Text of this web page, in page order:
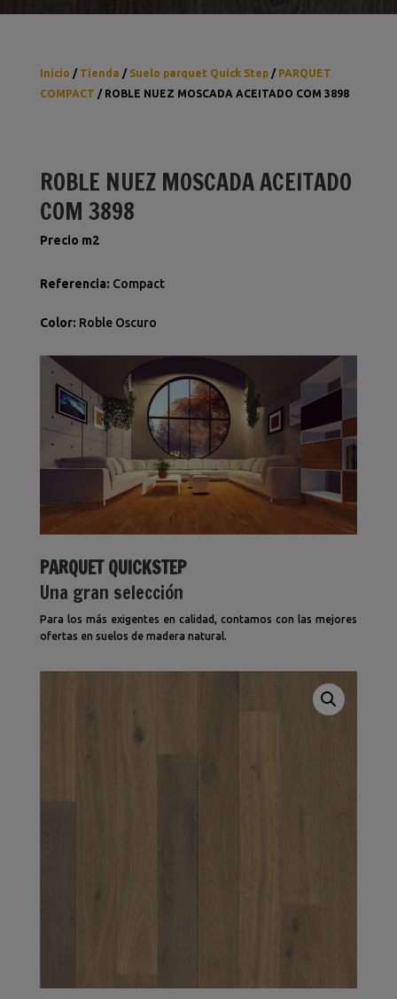
Inicio / Tienda / Suelo parquet Quick Step/ PARQUET
COMPACT / ROBLE NUEZ MOSCADA ACEITADO COM 3898
ROBLE NUEZ MOSCADA ACEITADO
COM 3898
Precio m2
Referencia: Compact
Color: Roble Oscuro
PARQUET QUICKSTEP
Una gran selección
Para los más exigentes en calidad, contamos con las mejores
ofertas en suelos de madera natural.